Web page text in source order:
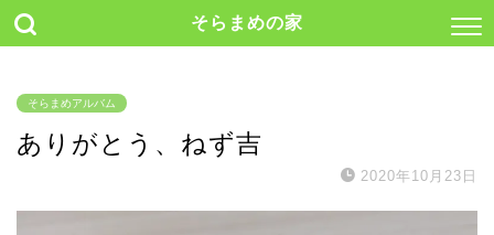
そらまめの家
そらまめアルバム
ありがとう、ねず吉
2020年10月23日